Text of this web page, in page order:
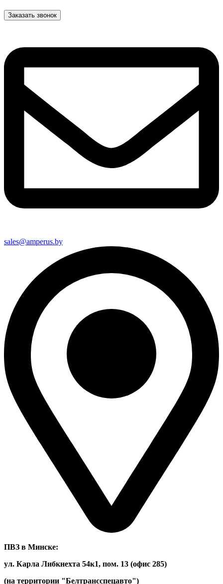
Заказать звонок
sales@amperus.by
ПВЗ в Минске:
ул. Карла Либкнехта 54к1, пом. 13 (офис 285)
(на территории "Белтрансспецавто")